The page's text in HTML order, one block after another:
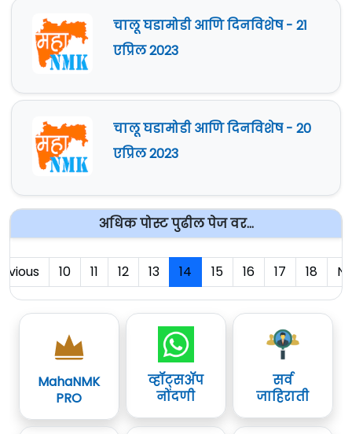
चालू घडामोडी आणि दिनविशेष - 21
एप्रिल 2023
चालू घडामोडी आणि दिनविशेष - 20
एप्रिल 2023
अधिक पोस्ट पुढील पेज वर...
10 11 12 13 14 15 16 17 18
MahaNMK
PRO
व्हॉट्सॲप
नोंदणी
सर्व
जाहिराती